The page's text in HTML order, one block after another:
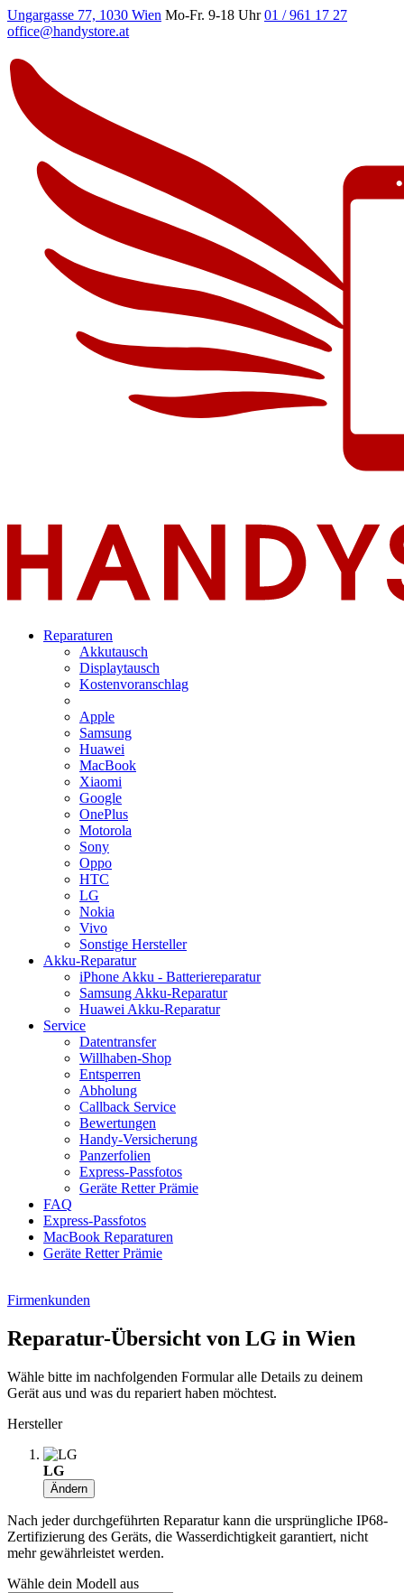
Ungargasse 77, 1030 Wien Mo-Fr. 9-18 Uhr 01 / 961 17 27
office@handystore.at
Reparaturen
Akkutausch
Displaytausch
Kostenvoranschlag
Apple
Samsung
Huawei
MacBook
Xiaomi
Google
OnePlus
Motorola
Sony
Oppo
HTC
LG
Nokia
Vivo
Sonstige Hersteller
Akku-Reparatur
iPhone Akku - Batteriereparatur
Samsung Akku-Reparatur
Huawei Akku-Reparatur
Service
Datentransfer
Willhaben-Shop
Entsperren
Abholung
Callback Service
Bewertungen
Handy-Versicherung
Panzerfolien
Express-Passfotos
Geräte Retter Prämie
FAQ
Express-Passfotos
MacBook Reparaturen
Geräte Retter Prämie
Firmenkunden
Reparatur-Übersicht von LG in Wien
Wähle bitte im nachfolgenden Formular alle Details zu deinem
Gerät aus und was du repariert haben möchtest.
Hersteller
LG
Ändern
Nach jeder durchgeführten Reparatur kann die ursprüngliche IP68-
Zertifizierung des Geräts, die Wasserdichtigkeit garantiert, nicht
mehr gewährleistet werden.
Wähle dein Modell aus